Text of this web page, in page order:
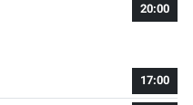
20:00
17:00